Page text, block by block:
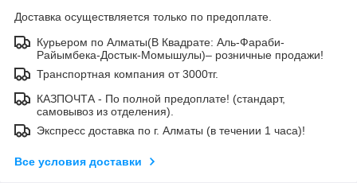
Доставка осуществляется только по предоплате.
Курьером по Алматы(В Квадрате: Аль-Фараби-
Райымбека-Достык-Момышулы)– розничные продажи!
Транспортная компания от 3000тг.
КАЗПОЧТА - По полной предоплате! (стандарт,
самовывоз из отделения).
Экспресс доставка по г. Алматы (в течении 1 часа)!
Все условия доставки